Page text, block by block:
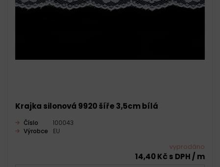
Krajka silonová 9920 šíře 3,5cm bílá
Číslo
100043
Výrobce
EU
vyprodáno
14,40 Kč s DPH / m